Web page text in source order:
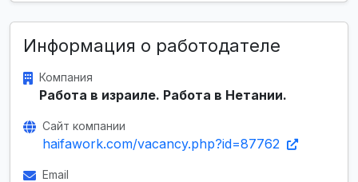
Информация о работодателе
Компания
Работа в израиле. Работа в Нетании.
Сайт компании
haifawork.com/vacancy.php?id=87762
Email